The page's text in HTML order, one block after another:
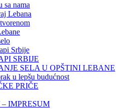
sa nama
Lebana
Srbije
SRBIJE
SELA U OPŠTINI LEBANE
u lepšu budućnost
PRIČE
IMPRESUM